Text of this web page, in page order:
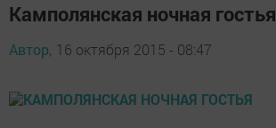
Камполянская ночная гостья
Автор, 16 октября 2015 - 08:47